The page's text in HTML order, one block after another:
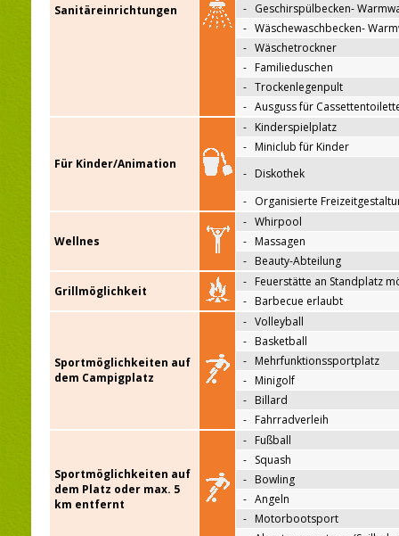
Sanitäreinrichtungen
- Geschirspülbecken-
- Wäschewaschbecken-
- Wäschetrockner
- Familieduschen
- Trockenlegenpult
- Ausguss für
Für Kinder/Animation
- Kinderspielplatz
- Miniclub für Kinder
- Diskothek
- Organisierte
Wellnes
- Whirpool
- Massagen
- Beauty-Abteilung
Grillmöglichkeit
- Feuerstätte an Standplatz
- Barbecue erlaubt
Sportmöglichkeiten auf
dem Campigplatz
- Volleyball
- Basketball
- Mehrfunktionssportplatz
- Minigolf
- Billard
- Fahrradverleih
Sportmöglichkeiten auf
dem Platz oder max. 5
km entfernt
- Fußball
- Squash
- Bowling
- Angeln
- Motorbootsport